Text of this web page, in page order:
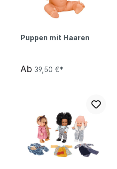
Puppen mit Haaren
Ab 39,50 €*